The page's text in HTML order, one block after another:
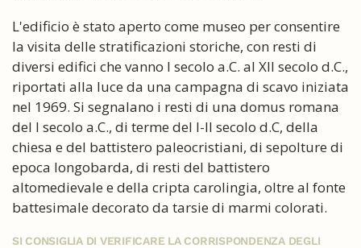
L'edificio è stato aperto come museo per consentire
la visita delle stratificazioni storiche, con resti di
diversi edifici che vanno I secolo a.C. al XII secolo d.C.,
riportati alla luce da una campagna di scavo iniziata
nel 1969. Si segnalano i resti di una domus romana
del I secolo a.C., di terme del I-II secolo d.C, della
chiesa e del battistero paleocristiani, di sepolture di
epoca longobarda, di resti del battistero
altomedievale e della cripta carolingia, oltre al fonte
battesimale decorato da tarsie di marmi colorati.
SI CONSIGLIA DI VERIFICARE LA CORRISPONDENZA DEGLI